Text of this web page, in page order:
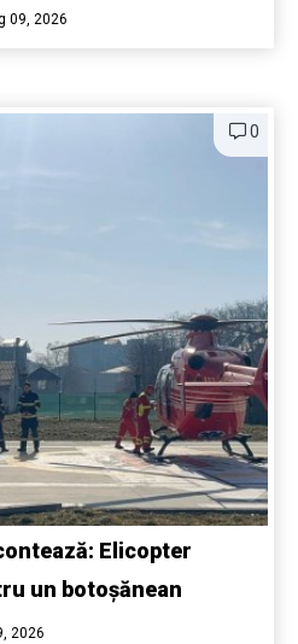
09, 2026
0
Elicopter
un botoșănean
2026